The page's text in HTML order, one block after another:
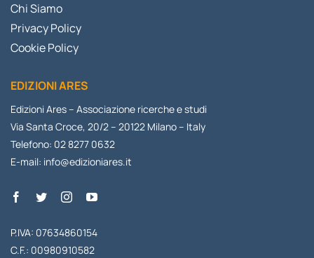
Chi Siamo
Privacy Policy
Cookie Policy
EDIZIONI ARES
Edizioni Ares – Associazione ricerche e studi
Via Santa Croce, 20/2 – 20122 Milano – Italy
Telefono: 02 8277 0632
E-mail: info@edizioniares.it
P.IVA: 07634860154
C.F.: 00980910582